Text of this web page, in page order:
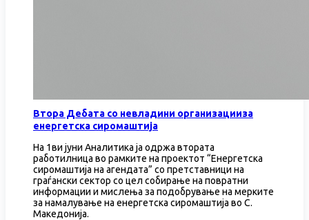
Втора Дебата со невладини организацииза
енергетска сиромаштија
На 1ви јуни Аналитика ја одржа втората
работилница во рамките на проектот “Енергетска
сиромаштија на агендата” со претставници на
граѓански сектор со цел собирање на повратни
информации и мислења за подобрување на мерките
за намалување на енергетска сиромаштија во С.
Македонија.